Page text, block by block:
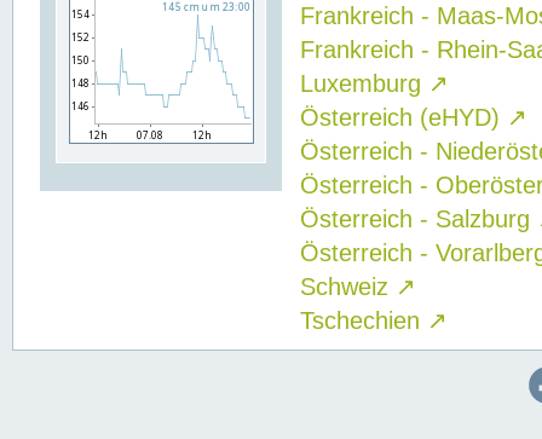
Frankreich - Maas-
Frankreich - Rhein-
Luxemburg ↗
Österreich (eHYD) ↗
Österreich -
Österreich -
Österreich - Salzburg
Österreich -
Schweiz ↗
Tschechien ↗